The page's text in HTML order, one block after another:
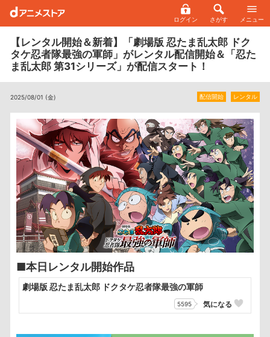
ログイン さがす メニュー
【レンタル開始＆新着】「劇場版 忍たま乱太郎 ドク
タケ忍者隊最強の軍師」がレンタル配信開始＆「忍た
ま乱太郎 第31シリーズ」が配信スタート！
配信開始 レンタル
2025/08/01 (金)
■本日レンタル開始作品
劇場版 忍たま乱太郎 ドクタケ忍者隊最強の軍師
5595 気になる